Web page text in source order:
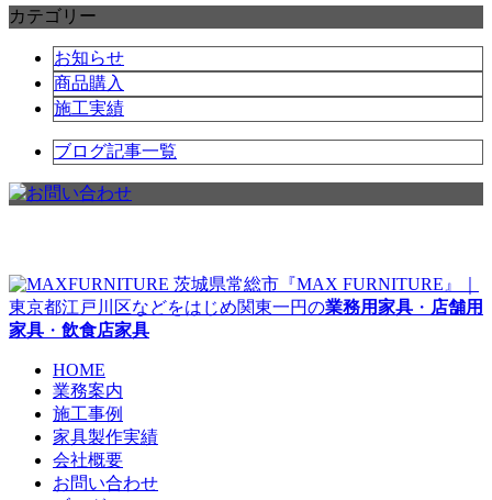
カテゴリー
お知らせ
商品購入
施工実績
ブログ記事一覧
茨城県常総市『MAX FURNITURE』｜
東京都江戸川区などをはじめ関東一円の業務用家具 ・ 店舗用
家具 ・ 飲食店家具
HOME
業務案内
施工事例
家具製作実績
会社概要
お問い合わせ